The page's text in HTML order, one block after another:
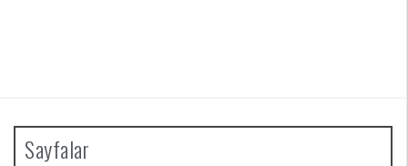
Sayfalar